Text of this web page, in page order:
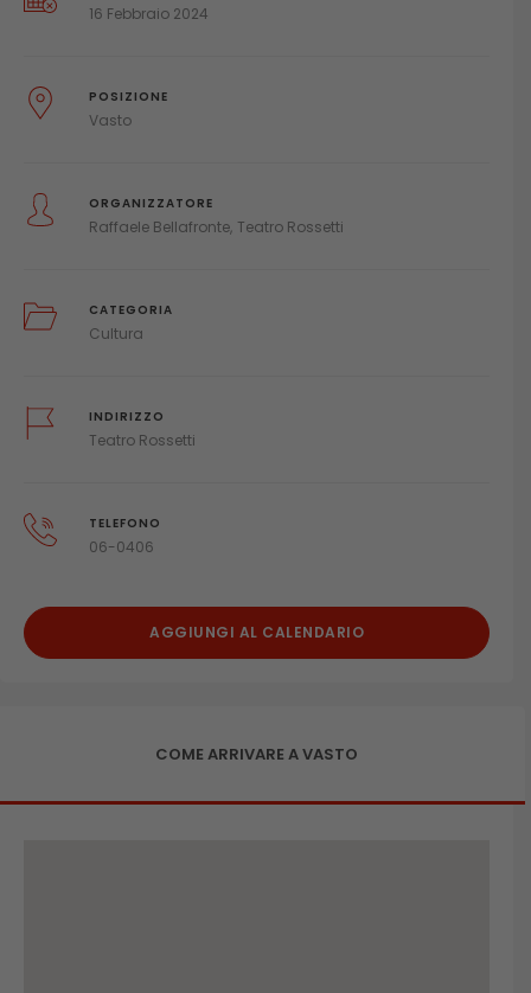
16 Febbraio 2024
POSIZIONE
Vasto
ORGANIZZATORE
Raffaele Bellafronte Teatro Rossetti
CATEGORIA
Cultura
INDIRIZZO
Teatro Rossetti
TELEFONO
06-0406
AGGIUNGI AL CALENDARIO
COME ARRIVARE A VASTO